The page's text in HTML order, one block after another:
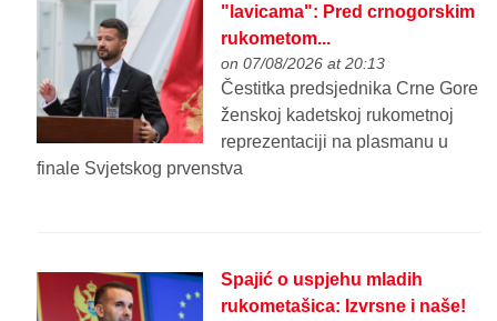
"lavicama": Pred crnogorskim
rukometom...
on 07/08/2026 at 20:13
Čestitka predsjednika Crne Gore
ženskoj kadetskoj rukometnoj
reprezentaciji na plasmanu u
finale Svjetskog prvenstva
Spajić o uspjehu mladih
rukometašica: Izvrsne i naše!